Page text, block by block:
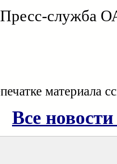
Пресс-служба
материала
Все